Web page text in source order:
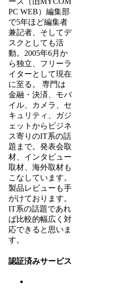
PC WEB）編集部
で5年ほど編集者
兼記者、そしてデ
スクとしても活
動。2005年6月か
ら独立、フリーラ
イターとして現在
に至る。 専門は
金融・決済、モバ
イル、カメラ、セ
キュリティ、ガジ
ェットからビジネ
ス寄りのIT系の話
題まで。発表会取
材、インタビュー
取材、海外取材も
こなしています。
製品レビューも手
がけております。
IT系の話題であれ
ば比較的幅広く対
応できると思いま
す。
認証済みサービス